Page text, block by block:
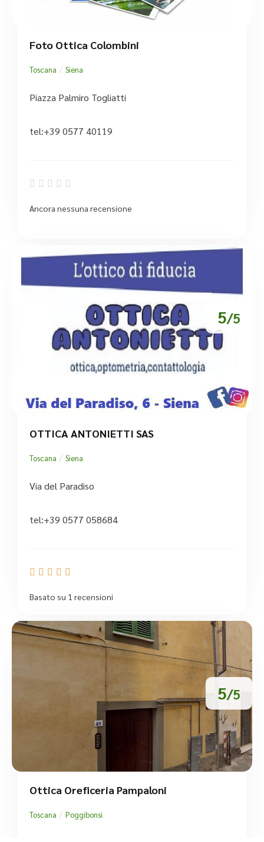
Foto Ottica Colombini
Toscana / Siena
Piazza Palmiro Togliatti
tel:+39 0577 40119
    
Ancora nessuna recensione
5/5
OTTICA ANTONIETTI SAS
Toscana / Siena
Via del Paradiso
tel:+39 0577 058684
    
Basato su 1 recensioni
5/5
Ottica Oreficeria Pampaloni
Toscana / Poggibonsi